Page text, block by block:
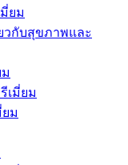
ยม
วกับสุขภาพและ
เมี่ยม
ยม